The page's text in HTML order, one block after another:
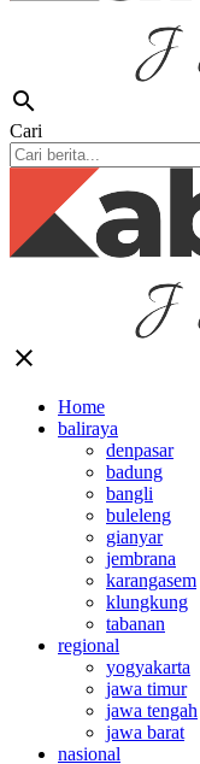
search
Cari
close
Home
baliraya
denpasar
badung
bangli
buleleng
gianyar
jembrana
karangasem
klungkung
tabanan
regional
yogyakarta
jawa timur
jawa tengah
jawa barat
nasional